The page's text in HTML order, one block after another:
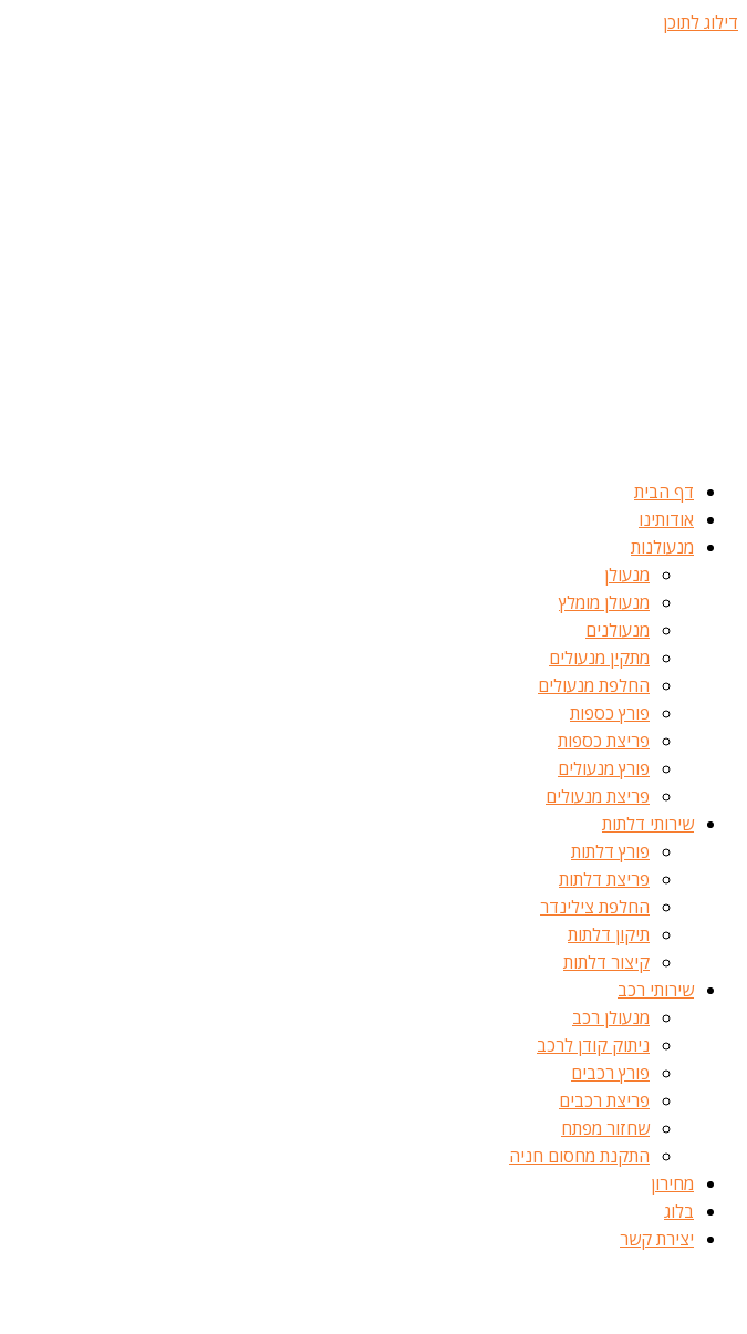
דילוג לתוכן
דף הבית
אודותינו
מנעולנות
מנעולן
מנעולן מומלץ
מנעולנים
מתקין מנעולים
החלפת מנעולים
פורץ כספות
פריצת כספות
פורץ מנעולים
פריצת מנעולים
שירותי דלתות
פורץ דלתות
פריצת דלתות
החלפת צילינדר
תיקון דלתות
קיצור דלתות
שירותי רכב
מנעולן רכב
ניתוק קודן לרכב
פורץ רכבים
פריצת רכבים
שחזור מפתח
התקנת מחסום חניה
מחירון
בלוג
יצירת קשר